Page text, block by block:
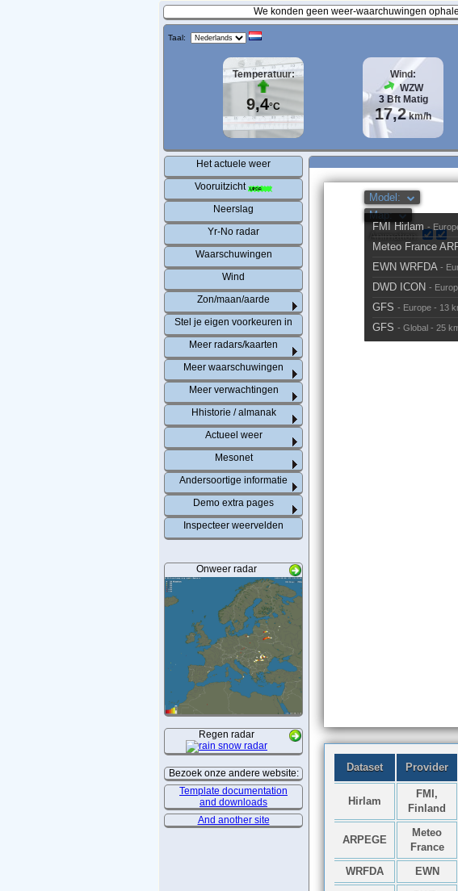
We konden geen weer-waarchuwingen
Taal:
Temperatuur:
9,4°C
Wind:
WZW
3Bft Matig
17,2km/h
Het actuele weer
Vooruitzicht
Neerslag
Yr-No radar
Waarschuwingen
Wind
Zon/maan/aarde
Stel je eigen voorkeuren in
Meer radars/kaarten
Meer waarschuwingen
Meer verwachtingen
Hhistorie / almanak
Actueel weer
Mesonet
Andersoortige informatie
Demo extra pages
Inspecteer weervelden
Onweer radar
Regen radar
Bezoek onze andere website:
Template documentation
and downloads
And another site